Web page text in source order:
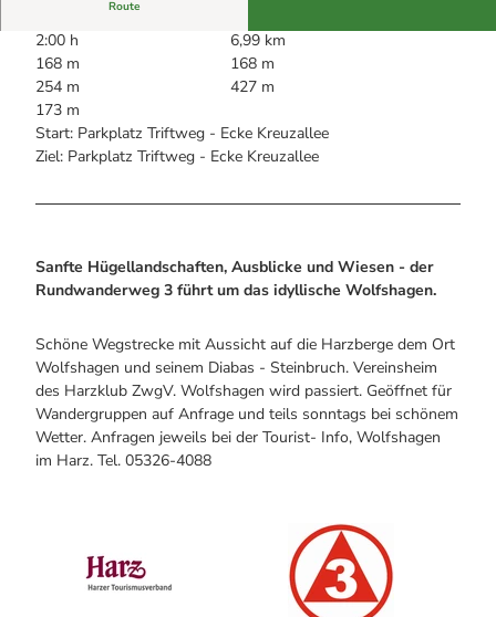
Bogenschiessen in Hohegeiss
Noch lange nicht Schicht im Schacht
Die Eisflüsterer: Harzer Falken
Wanderführer Jörg Kühnhold
Informationen für Gastgeberinnen
Kulinarik
Einkaufen
Webcams
Route
2:00 h
6,99 km
168 m
168 m
254 m
427 m
173 m
Start: Parkplatz Triftweg - Ecke Kreuzallee
Ziel: Parkplatz Triftweg - Ecke Kreuzallee
Sanfte Hügellandschaften, Ausblicke und Wiesen - der
Rundwanderweg 3 führt um das idyllische Wolfshagen.
Schöne Wegstrecke mit Aussicht auf die Harzberge dem Ort
Wolfshagen und seinem Diabas - Steinbruch. Vereinsheim
des Harzklub ZwgV. Wolfshagen wird passiert. Geöffnet für
Wandergruppen auf Anfrage und teils sonntags bei schönem
Wetter. Anfragen jeweils bei der Tourist- Info, Wolfshagen
im Harz. Tel. 05326-4088